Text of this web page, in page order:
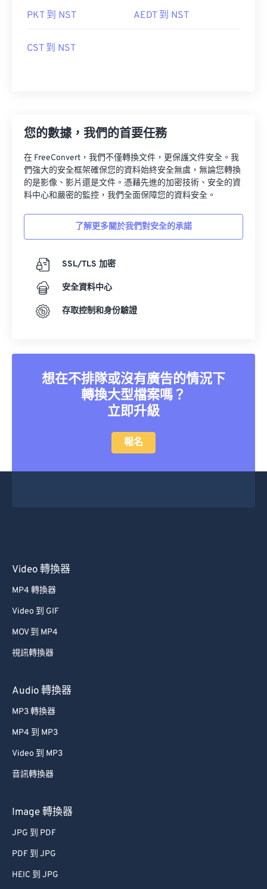
PKT 到 NST AEDT 到 NST
CST 到 NST
您的數據，我們的首要任務
在 FreeConvert，我們不僅轉換文件，更保護文件安全。我
們強大的安全框架確保您的資料始終安全無虞，無論您轉換
的是影像、影片還是文件。憑藉先進的加密技術、安全的資
料中心和嚴密的監控，我們全面保障您的資料安全。
了解更多關於我們對安全的承諾
SSL/TLS 加密
安全資料中心
存取控制和身份驗證
想在不排隊或沒有廣告的情況下
轉換大型檔案嗎？
立即升級
報名
Video 轉換器
MP4 轉換器
Video 到 GIF
MOV 到 MP4
視訊轉換器
Audio 轉換器
MP3 轉換器
MP4 到 MP3
Video 到 MP3
音訊轉換器
Image 轉換器
JPG 到 PDF
PDF 到 JPG
HEIC 到 JPG